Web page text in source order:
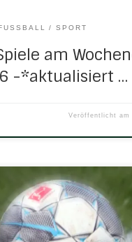
SPORT
am
-*aktualisiert …
Veröffentlicht am
dem 21.05.2026
außerordentliche
im Gasthaus
Abteilungsmitglieder